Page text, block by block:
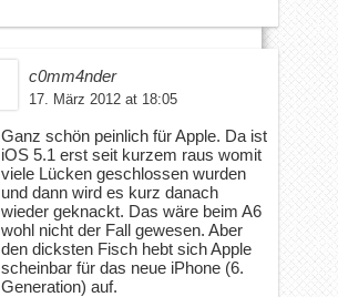
c0mm4nder
17. März 2012 at 18:05
Ganz schön peinlich für Apple. Da ist
iOS 5.1 erst seit kurzem raus womit
viele Lücken geschlossen wurden
und dann wird es kurz danach
wieder geknackt. Das wäre beim A6
wohl nicht der Fall gewesen. Aber
den dicksten Fisch hebt sich Apple
scheinbar für das neue iPhone (6.
Generation) auf.